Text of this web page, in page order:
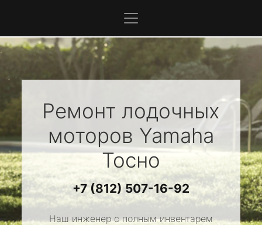
Ремонт лодочных
моторов Yamaha
Тосно
+7 (812) 507-16-92
Наш инженер с полным инвентарем